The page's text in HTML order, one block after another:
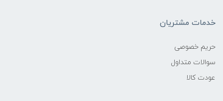
خدمات مشتریان
حریم خصوصی
سوالات متداول
عودت کالا